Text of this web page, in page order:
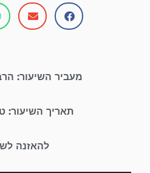
מעביר השיעור:
תאריך השיעור:
להאזנה